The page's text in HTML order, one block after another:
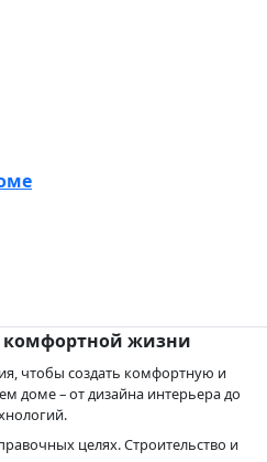
комфортной жизни
чтобы создать комфортную и
доме – от дизайна интерьера до
целях. Строительство и